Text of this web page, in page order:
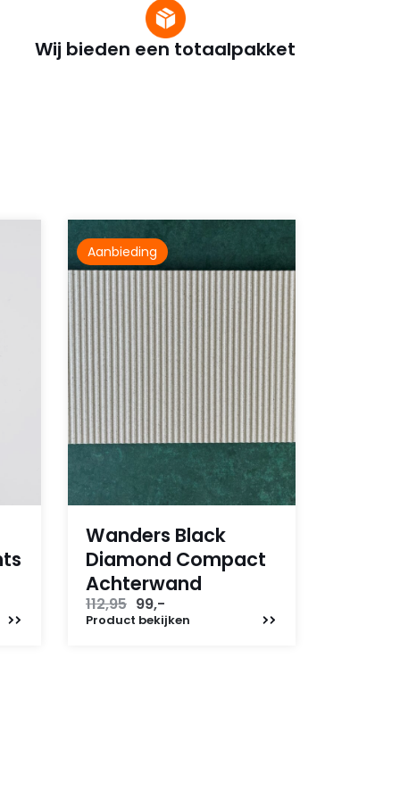
Wij bieden een totaalpakket
Aanbieding
Wanders Black
Diamond Compact
Achterwand
112,95 Oorspronkelijke
prijs
99,-
prijs
Product bekijken